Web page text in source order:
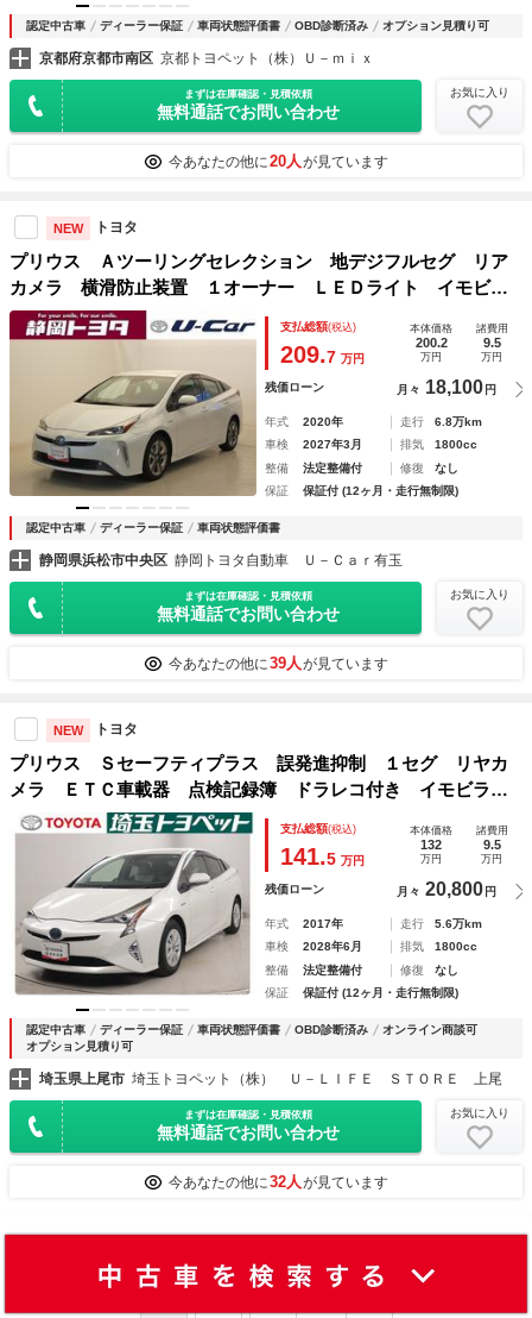
認定中古車 ディーラー保証 車両状態評価書 OBD診断済み オプション見積り可
京都府京都市南区 京都トヨペット（株）Ｕ－ｍｉｘ
まずは在庫確認・見積依頼
無料通話でお問い合わせ
お気に入り
今あなたの他に20人が見ています
NEW トヨタ
プリウス Ａツーリングセレクション 地デジフルセグ リア
カメラ 横滑防止装置 １オーナー ＬＥＤライト イモビラ
イザー アクティブクルーズ ＥＴＣ車載器 ドラレコ付き
ＤＶＤ再生機能 キーフリー サイドエアバッグ アルミホイ
支払総額(税込)
209.7 万円
本体価格
200.2
万円
諸費用
9.5
万円
残価ローン 月々 18,100 円
年式 2020年 走行
6.8万km
車検
2027年3月 排気
1800cc
整備
法定整備付 修復
なし
保証
保証付 (12ヶ月・走行無制限)
認定中古車 ディーラー保証 車両状態評価書
静岡県浜松市中央区 静岡トヨタ自動車 Ｕ－Ｃａｒ有玉
まずは在庫確認・見積依頼
無料通話でお問い合わせ
お気に入り
今あなたの他に39人が見ています
NEW トヨタ
プリウス Ｓセーフティプラス 誤発進抑制 １セグ リヤカ
メラ ＥＴＣ車載器 点検記録簿 ドラレコ付き イモビライ
ザー キーフリー アクティブクルーズコントロール ＬＥＤ
ライト 運転席エアバック カーテンエアバッグ ナビＴＶ
支払総額(税込)
141.5 万円
本体価格
132
万円
諸費用
9.5
万円
残価ローン 月々 20,800 円
年式 2017年 走行
5.6万km
車検
2028年6月 排気
1800cc
整備
法定整備付 修復
なし
保証
保証付 (12ヶ月・走行無制限)
認定中古車 ディーラー保証 車両状態評価書 OBD診断済み
オンライン商談可
オプション見積り可
埼玉県上尾市 埼玉トヨペット（株） Ｕ－ＬＩＦＥ ＳＴＯＲＥ 上尾
まずは在庫確認・見積依頼
無料通話でお問い合わせ
お気に入り
今あなたの他に32人が見ています